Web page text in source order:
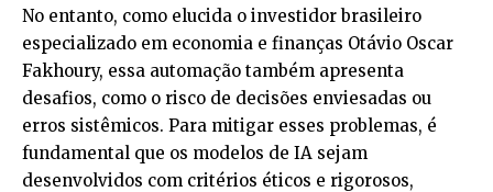
No entanto, como elucida o investidor brasileiro
especializado em economia e finanças Otávio Oscar
Fakhoury, essa automação também apresenta
desafios, como o risco de decisões enviesadas ou
erros sistêmicos. Para mitigar esses problemas, é
fundamental que os modelos de IA sejam
desenvolvidos com critérios éticos e rigorosos,